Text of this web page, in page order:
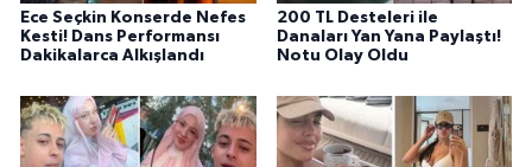
Ece Seçkin Konserde Nefes
Kesti! Dans Performansı
Dakikalarca Alkışlandı
200 TL Desteleri ile
Danaları Yan Yana Paylaştı!
Notu Olay Oldu